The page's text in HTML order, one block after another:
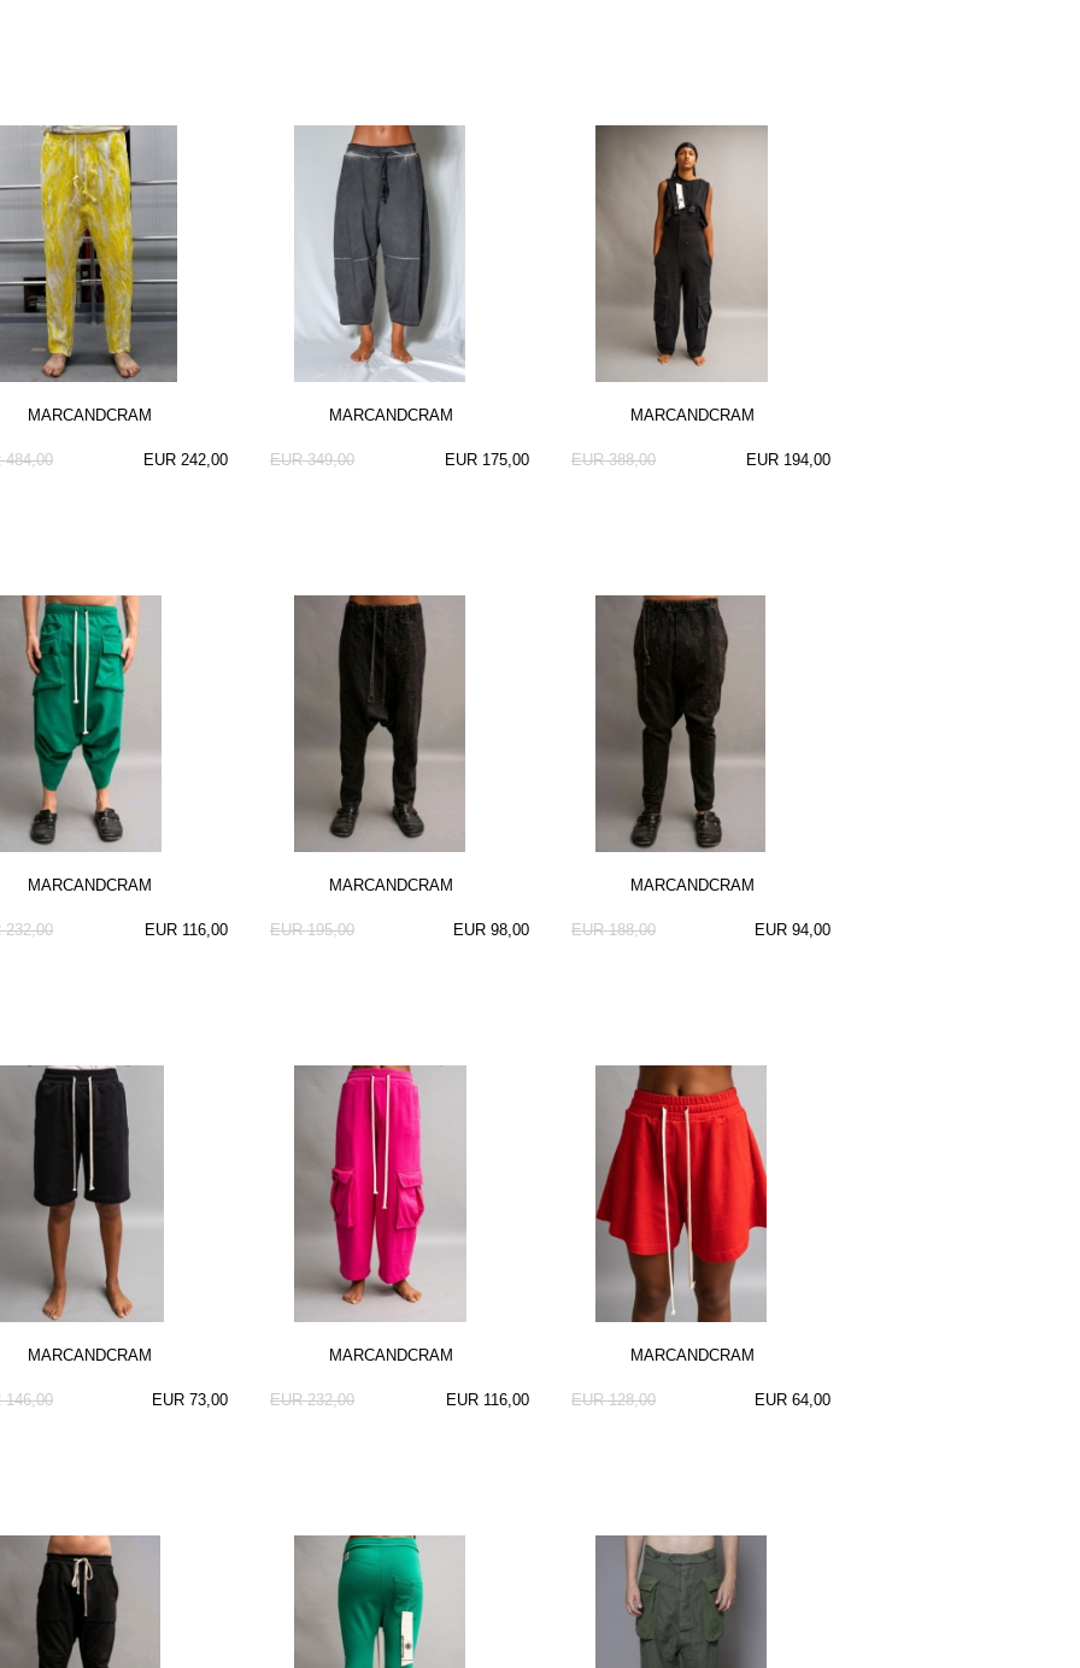
MARCANDCRAM
EUR 242,00
484,00
MARCANDCRAM
EUR 175,00
EUR 349,00
MARCANDCRAM
EUR 194,00
EUR 388,00
MARCANDCRAM
EUR 116,00
232,00
MARCANDCRAM
EUR 98,00
EUR 195,00
MARCANDCRAM
EUR 94,00
EUR 188,00
MARCANDCRAM
EUR 73,00
146,00
MARCANDCRAM
EUR 116,00
EUR 232,00
MARCANDCRAM
EUR 64,00
EUR 128,00